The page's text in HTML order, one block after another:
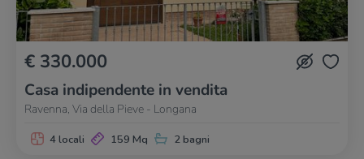
€ 330.000
Casa indipendente in vendita
Ravenna, Via della Pieve - Longana
4 locali 159 Mq 2 bagni